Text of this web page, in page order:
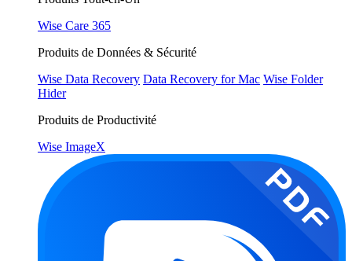
Wise Care 365
Produits de Données & Sécurité
Wise Data Recovery Data Recovery for Mac Wise Folder
Hider
Produits de Productivité
Wise ImageX